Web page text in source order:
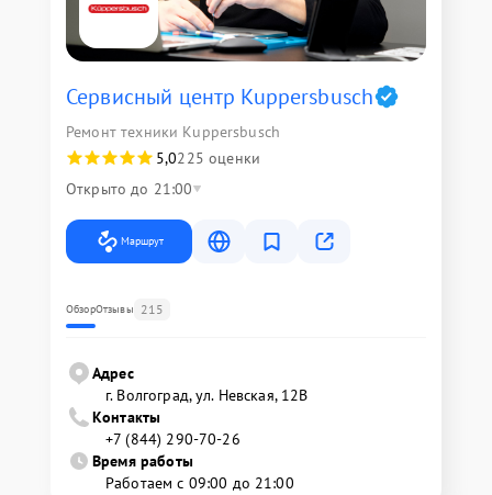
Сервисный центр Kuppersbusch
Ремонт техники Kuppersbusch
5,0225 оценки
Открыто до 21:00
Маршрут
ОбзорОтзывы 215
Адрес
г. Волгоград, ул. Невская, 12В
Контакты
+7 (844) 290-70-26
Время работы
Работаем с 09:00 до 21:00